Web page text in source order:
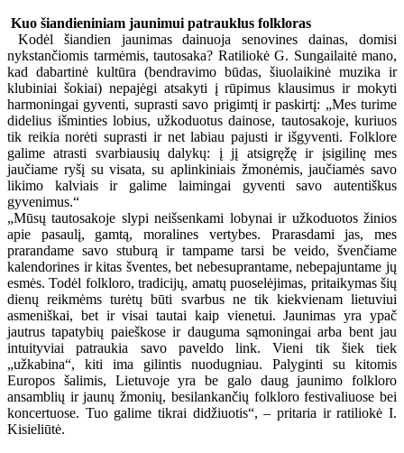
Kuo šiandieniniam jaunimui patrauklus folkloras
Kodėl šiandien jaunimas dainuoja senovines dainas, domisi
nykstančiomis tarmėmis, tautosaka? Ratiliokė G. Sungailaitė mano,
kad dabartinė kultūra (bendravimo būdas, šiuolaikinė muzika ir
klubiniai šokiai) nepajėgi atsakyti į rūpimus klausimus ir mokyti
harmoningai gyventi, suprasti savo prigimtį ir paskirtį: „Mes turime
didelius išminties lobius, užkoduotus dainose, tautosakoje, kuriuos
tik reikia norėti suprasti ir net labiau pajusti ir išgyventi. Folklore
galime atrasti svarbiausių dalykų: į jį atsigręžę ir įsigilinę mes
jaučiame ryšį su visata, su aplinkiniais žmonėmis, jaučiamės savo
likimo kalviais ir galime laimingai gyventi savo autentiškus
gyvenimus.“
„Mūsų tautosakoje slypi neišsenkami lobynai ir užkoduotos žinios
apie pasaulį, gamtą, moralines vertybes. Prarasdami jas, mes
prarandame savo stuburą ir tampame tarsi be veido, švenčiame
kalendorines ir kitas šventes, bet nebesuprantame, nebepajuntame jų
esmės. Todėl folkloro, tradicijų, amatų puoselėjimas, pritaikymas šių
dienų reikmėms turėtų būti svarbus ne tik kiekvienam lietuviui
asmeniškai, bet ir visai tautai kaip vienetui. Jaunimas yra ypač
jautrus tapatybių paieškose ir dauguma sąmoningai arba bent jau
intuityviai patraukia savo paveldo link. Vieni tik šiek tiek
„užkabina“, kiti ima gilintis nuodugniau. Palyginti su kitomis
Europos šalimis, Lietuvoje yra be galo daug jaunimo folkloro
ansamblių ir jaunų žmonių, besilankančių folkloro festivaliuose bei
koncertuose. Tuo galime tikrai didžiuotis“, – pritaria ir ratiliokė I.
Kisieliūtė.